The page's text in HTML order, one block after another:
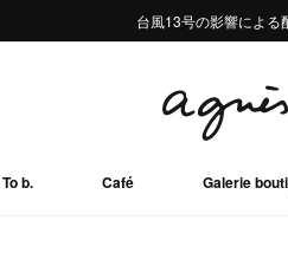
熊本地域地震の影響によ
Summer Sale
台風13号の影響による
熊本地域地震の影響によ
Summer Sale
To b. Café Galerie